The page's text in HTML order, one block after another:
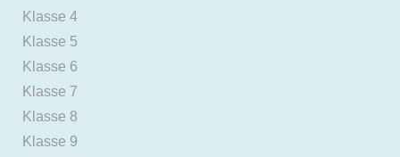
Klasse 4
Klasse 5
Klasse 6
Klasse 7
Klasse 8
Klasse 9